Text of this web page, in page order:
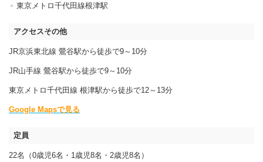
東京メトロ千代田線根津駅
アクセスその他
JR京浜東北線 鶯谷駅から徒歩で9～10分
JR山手線 鶯谷駅から徒歩で9～10分
東京メトロ千代田線 根津駅から徒歩で12～13分
Google Mapsで見る
定員
22名（0歳児6名・1歳児8名・2歳児8名）